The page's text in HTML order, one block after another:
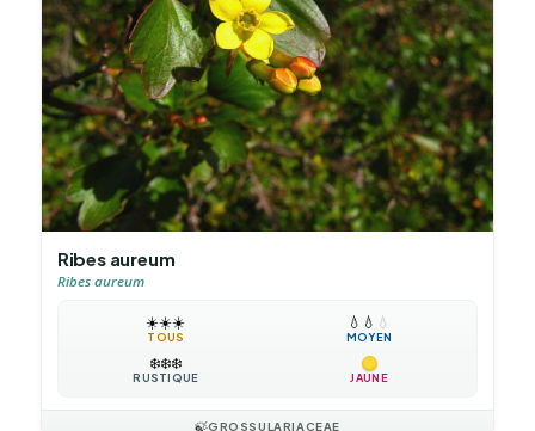
Ribes aureum
Ribes aureum
☀️☀️☀️
TOUS
💧 💧 💧
MOYEN
❄️❄️❄️
RUSTIQUE JAUNE
🍃GROSSULARIACEAE